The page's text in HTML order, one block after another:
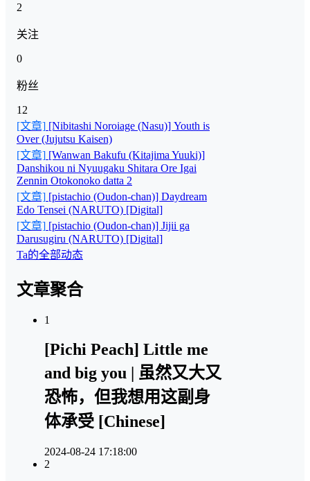
2
关注
0
粉丝
12
[文章] [Nibitashi Noroiage (Nasu)] Youth is
Over (Jujutsu Kaisen)
[文章] [Wanwan Bakufu (Kitajima Yuuki)]
Danshikou ni Nyuugaku Shitara Ore Igai
Zennin Otokonoko datta 2
[文章] [pistachio (Oudon-chan)] Daydream
Edo Tensei (NARUTO) [Digital]
[文章] [pistachio (Oudon-chan)] Jijii ga
Darusugiru (NARUTO) [Digital]
Ta的全部动态
文章聚合
1
[Pichi Peach] Little me
and big you | 虽然又大又
恐怖，但我想用这副身
体承受 [Chinese]
2024-08-24 17:18:00
2